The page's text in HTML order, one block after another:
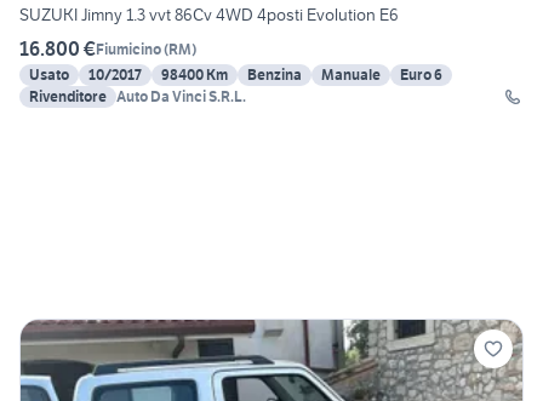
SUZUKI Jimny 1.3 vvt 86Cv 4WD 4posti Evolution E6
16.800 €Fiumicino(RM)
Usato
10/2017 98400 Km Benzina Manuale
Euro 6
Rivenditore Auto Da Vinci S.R.L.